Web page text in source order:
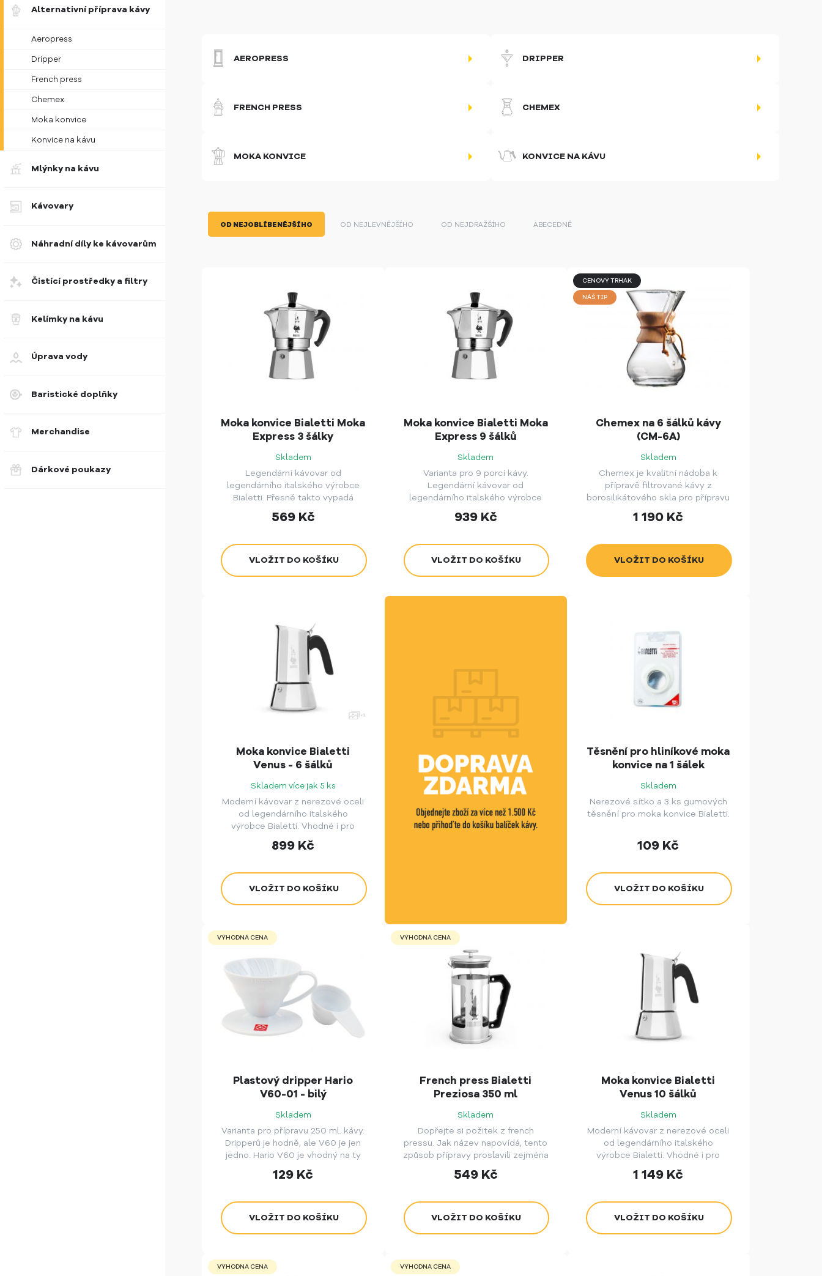
AEROPRESS DRIPPER
FRENCH PRESS CHEMEX
MOKA KONVICE KONVICE NA KÁVU
OD NEJOBLÍBENĚJŠÍHO OD NEJLEVNĚJŠÍHO OD NEJDRAŽŠÍHO ABECEDNĚ
Moka konvice Bialetti Moka
Express 3 šálky
Skladem
Legendární kávovar od
legendárního italského výrobce
Bialetti. Přesně takto vypadá
klasická hliníková italská moka
konvička. Varianta na 3 šálky kávy.
569 Kč
Moka konvice Bialetti Moka
Express 9 šálků
Skladem
Varianta pro 9 porcí kávy.
Legendární kávovar od
legendárního italského výrobce
Bialetti. Přesně takto vypadá
klasická hliníková italská moka
939 Kč
CENOVÝ TRHÁK
NÁŠ TIP
Chemex na 6 šálků kávy
(CM-6A)
Skladem
Chemex je kvalitní nádoba k
přípravě filtrované kávy z
borosilikátového skla pro přípravu
kávy. Tento funkční výrobek Vás
zaujme svým neotřelým designem
koženým páskem.
1 190 Kč
Moka konvice Bialetti
Venus - 6 šálků
Skladem více jak 5 ks
Moderní kávovar z nerezové oceli
od legendárního italského
výrobce Bialetti. Vhodné i pro
indukční ohřev. Varianta pro 6
porcí kávy.
899 Kč
Těsnění pro hliníkové moka
konvice na 1 šálek
Skladem
Nerezové sítko a 3 ks gumových
těsnění pro moka konvice Bialetti.
109 Kč
VÝHODNÁ CENA
Plastový dripper Hario
V60-01 - bilý
Skladem
Varianta pro přípravu 250 ml. kávy.
Dripperů je hodně, ale V60 je jen
jedno. Hario V60 je vhodný na ty
nejlepší kávy světa.
129 Kč
VÝHODNÁ CENA
French press Bialetti
Preziosa 350 ml
Skladem
Dopřejte si požitek z french
pressu. Jak název napovídá, tento
způsob přípravy proslavili zejména
Francouzi. Tento způsob přípravy
kávy si zamiloval i Napoleon
549 Kč
Moka konvice Bialetti
Venus 10 šálků
Skladem
Moderní kávovar z nerezové oceli
od legendárního italského
výrobce Bialetti. Vhodné i pro
indukční ohřev. Varianta pro 10
porcí kávy.
1 149 Kč
VÝHODNÁ CENA VÝHODNÁ CENA
Alternativní příprava kávy
Aeropress
Dripper
French press
Chemex
Moka konvice
Konvice na kávu
Mlýnky na kávu
Kávovary
Náhradní díly ke kávovarům
Čistící prostředky a filtry
Kelímky na kávu
Úprava vody
Baristické doplňky
Merchandise
Dárkové poukazy